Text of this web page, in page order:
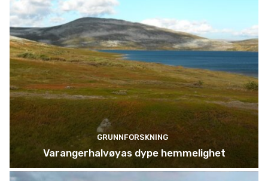
GRUNNFORSKNING
Varangerhalvøyas dype hemmelighet